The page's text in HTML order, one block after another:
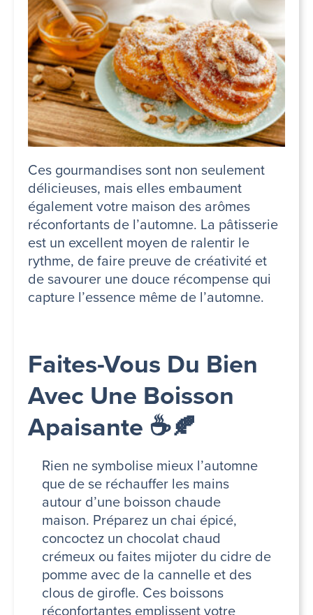
Ces gourmandises sont non seulement
délicieuses, mais elles embaument
également votre maison des arômes
réconfortants de l’automne. La pâtisserie
est un excellent moyen de ralentir le
rythme, de faire preuve de créativité et
de savourer une douce récompense qui
capture l’essence même de l’automne.
Faites-Vous Du Bien
Avec Une Boisson
Apaisante ☕🍂
Rien ne symbolise mieux l’automne
que de se réchauffer les mains
autour d’une boisson chaude
maison. Préparez un chai épicé,
concoctez un chocolat chaud
crémeux ou faites mijoter du cidre de
pomme avec de la cannelle et des
clous de girofle. Ces boissons